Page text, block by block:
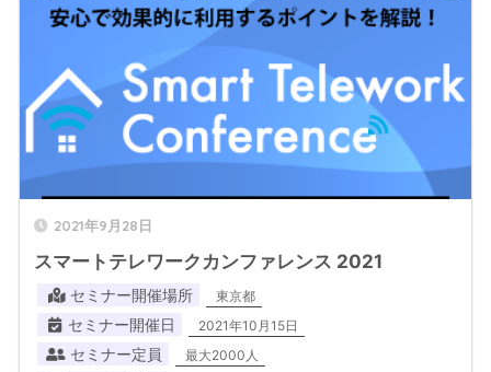
2021年9月28日
スマートテレワークカンファレンス 2021
セミナー開催場所 東京都
セミナー開催日 2021年10月15日
セミナー定員 最大2000人